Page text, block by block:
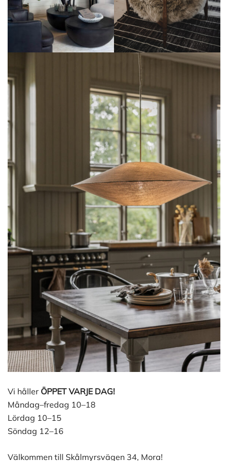
Vi håller ÖPPET VARJE DAG!
Måndag–fredag 10–18
Lördag 10–15
Söndag 12–16
Välkommen till Skålmyrsvägen 34, Mora!